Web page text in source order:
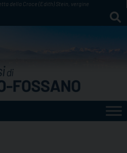
della Croce (Edith) Stein, vergine